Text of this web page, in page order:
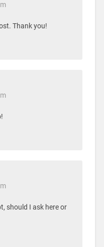
Thank you!
should I ask here or